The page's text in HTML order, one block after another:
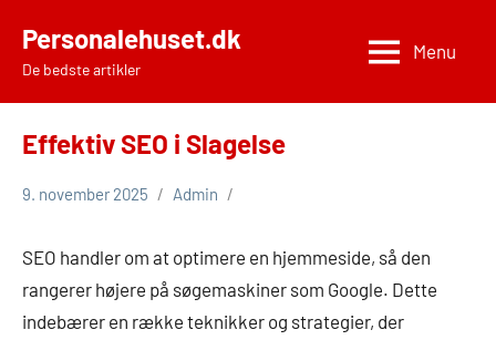
indhold
Personalehuset.dk
De bedste artikler
Menu
Effektiv SEO i Slagelse
9. november 2025 Admin
SEO handler om at optimere en hjemmeside, så den
rangerer højere på søgemaskiner som Google. Dette
indebærer en række teknikker og strategier, der